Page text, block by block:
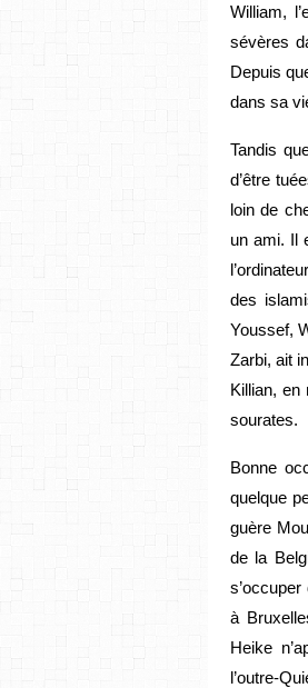
William,
sévères
Depuis
dans sa
Tandis
d’être
loin de
un ami. Il
des
Youssef,
Zarbi, ait
Killian, en
sourates.
Bonne
quelque
guère
de la
à
Heike
l’outre-